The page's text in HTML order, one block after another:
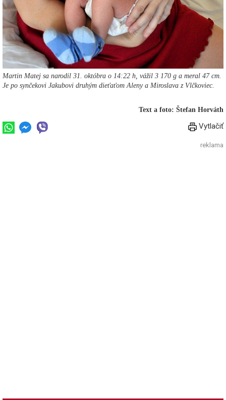
Martin Matej sa narodil 31. októbra o 14:22 h, vážil 3 170 g a meral 47 cm.
Je po synčekovi Jakubovi druhým dieťaťom Aleny a Miroslava z Vlčkoviec.
Text a foto: Štefan Horváth
Vytlačiť
reklama